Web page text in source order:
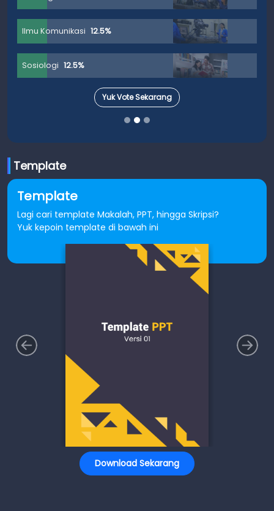
Ilmu Komunikasi 12.5%
Sosiologi 12.5%
Yuk Vote Sekarang
Template
Template
Lagi cari template Makalah, PPT, hingga Skripsi?
Yuk kepoin template di bawah ini
Download Sekarang